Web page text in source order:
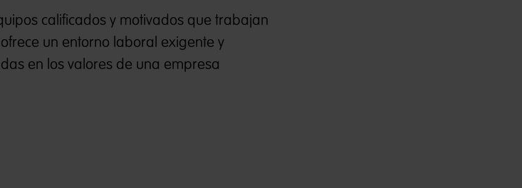
calificados y motivados que trabajan
un entorno laboral exigente y
en los valores de una empresa